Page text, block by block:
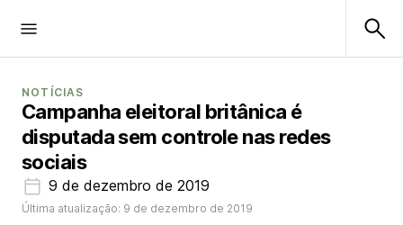
NOTÍCIAS
Campanha eleitoral britânica é
disputada sem controle nas redes
sociais
9 de dezembro de 2019
Última atualização: 9 de dezembro de 2019